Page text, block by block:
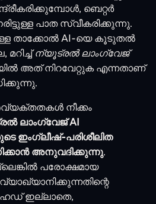
ബെറ്റർ
പാത സ്വീകരിക്കുന്നു.
താക്കോൽ AI-യെ കൂടുതൽ
ന്യൂട്രൽ ലാംഗ്വേജ്
അത് നിറവേറ്റുക എന്നതാണ്
നീക്കം
ലാംഗ്വേജ് AI
പരിശീലിത
അനുവദിക്കുന്നു.
പരോക്ഷമായ
ഇല്ലാതെ,